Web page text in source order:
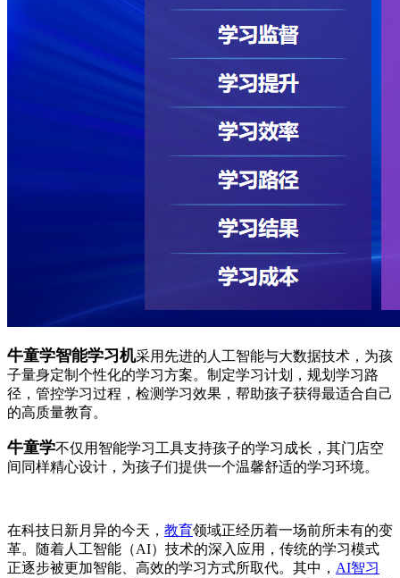
牛童学智能学习机采用先进的人工智能与大数据技术，为孩
子量身定制个性化的学习方案。制定学习计划，规划学习路
径，管控学习过程，检测学习效果，帮助孩子获得最适合自己
的高质量教育。
牛童学不仅用智能学习工具支持孩子的学习成长，其门店空
间同样精心设计，为孩子们提供一个温馨舒适的学习环境。
在科技日新月异的今天， 教育领域正经历着一场前所未有的变
革。随着人工智能（AI）技术的深入应用，传统的学习模式
正逐步被更加智能、高效的学习方式所取代。其中， AI智习